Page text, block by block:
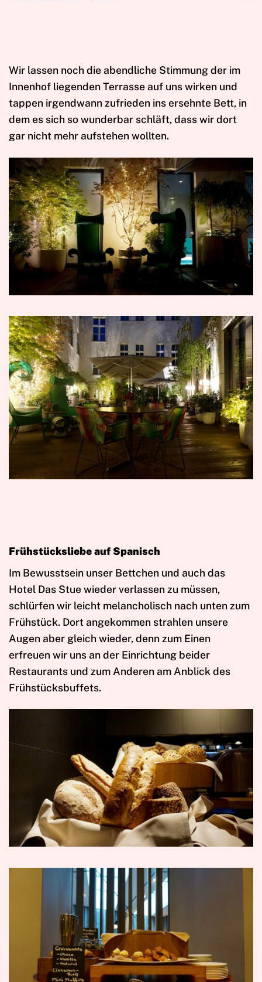
Wir lassen noch die abendliche Stimmung der im
Innenhof liegenden Terrasse auf uns wirken und
tappen irgendwann zufrieden ins ersehnte Bett, in
dem es sich so wunderbar schläft, dass wir dort
gar nicht mehr aufstehen wollten.
Frühstücksliebe auf Spanisch
Im Bewusstsein unser Bettchen und auch das
Hotel Das Stue wieder verlassen zu müssen,
schlürfen wir leicht melancholisch nach unten zum
Frühstück. Dort angekommen strahlen unsere
Augen aber gleich wieder, denn zum Einen
erfreuen wir uns an der Einrichtung beider
Restaurants und zum Anderen am Anblick des
Frühstücksbuffets.